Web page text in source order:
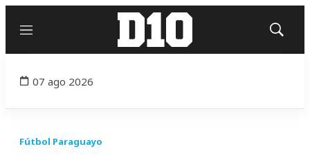
Menú
Mostrar
07 ago 2026
Fútbol Paraguayo